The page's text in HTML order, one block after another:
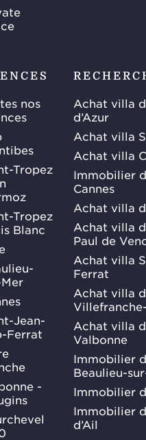
nos
Tropez
Tropez
Blanc
Jean-
Ferrat
-
Achat villa
d’Azur
Achat villa
Achat villa
Immobilier
Cannes
Achat villa
Achat villa
Paul de
Achat villa
Ferrat
Achat villa
Achat villa
Valbonne
Immobilier
Beaulieu-
Immobilier
Immobilier
d’Ail